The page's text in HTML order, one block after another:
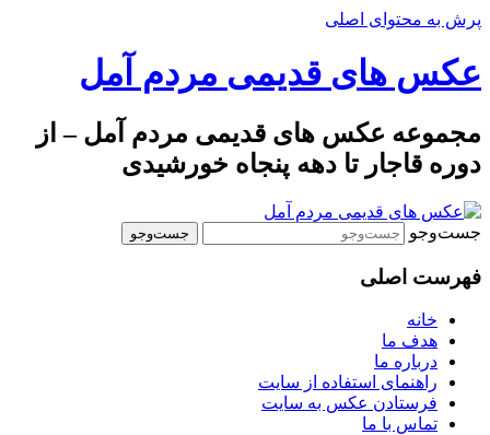
پرش به محتوای اصلی
عکس های قدیمی مردم آمل
مجموعه عکس های قدیمی مردم آمل – از
دوره قاجار تا دهه پنجاه خورشیدی
جست‌وجو
فهرست اصلی
خانه
هدف ما
درباره ما
راهنمای استفاده از سایت
فرستادن عکس به سایت
تماس با ما